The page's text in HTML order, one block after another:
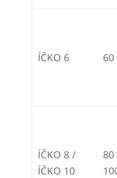
ÍČKO 6 60
ÍČKO 8 /
ÍČKO 10
80